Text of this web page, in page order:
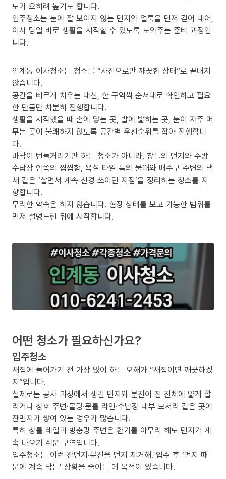
도가 오히려 높기도 합니다.
입주청소는 눈에 잘 보이지 않는 먼지와 얼룩을 먼저 걷어 내어,
이사 당일 바로 생활을 시작할 수 있도록 도와주는 준비 과정입
니다.
인계동 이사청소는 청소를 “사진으로만 깨끗한 상태”로 끝내지
않습니다.
공간을 빠르게 치우는 대신, 한 구역씩 순서대로 확인하고 필요
한 만큼만 차분히 진행합니다.
생활을 시작했을 때 손에 닿는 곳, 발에 밟히는 곳, 눈이 자주 머
무는 곳이 불쾌하지 않도록 공간별 우선순위를 잡아 진행합니
다.
바닥이 번들거리기만 하는 청소가 아니라, 창틀의 먼지와 주방
수납장 안쪽의 찝찝함, 욕실 타일 틈의 물때와 배수구 주변의 냄
새 같은 ‘살면서 계속 신경 쓰이던 지점’을 정리하는 청소를 지
향합니다.
무리한 약속은 하지 않습니다. 현장 상태를 보고 가능한 범위를
먼저 설명드린 뒤에 시작합니다.
어떤 청소가 필요하신가요?
입주청소
새집에 들어가기 전 가장 많이 하는 오해가 “새집이면 깨끗하겠
지”입니다.
실제로는 공사 과정에서 생긴 먼지와 분진이 집 전체에 얇게 깔
리거나 창호 주변·몰딩·문틀 라인·수납장 내부 모서리 같은 곳에
잔먼지가 쌓여 있는 경우가 많습니다.
특히 창틀 레일과 방충망 주변은 환기를 아무리 해도 먼지가 계
속 나오기 쉬운 구역입니다.
입주청소는 이런 잔먼지·분진을 먼저 제거해, 입주 후 ‘먼지 때
문에 계속 닦는’ 상황을 줄이는 데 목적이 있습니다.